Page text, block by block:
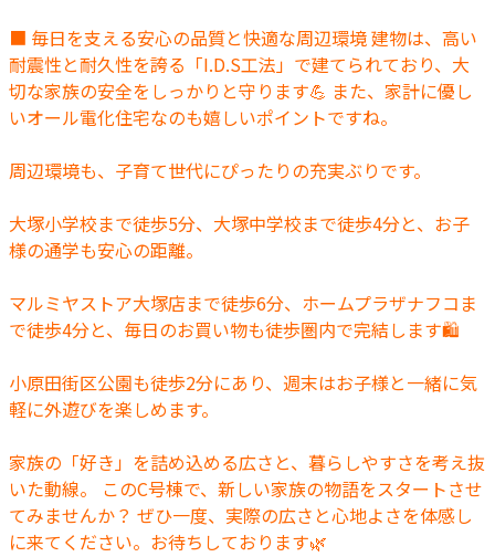
■ 毎日を支える安心の品質と快適な周辺環境 建物は、高い
耐震性と耐久性を誇る「I.D.S工法」で建てられており、大
切な家族の安全をしっかりと守ります💪 また、家計に優し
いオール電化住宅なのも嬉しいポイントですね。
周辺環境も、子育て世代にぴったりの充実ぶりです。
大塚小学校まで徒歩5分、大塚中学校まで徒歩4分と、お子
様の通学も安心の距離。
マルミヤストア大塚店まで徒歩6分、ホームプラザナフコま
で徒歩4分と、毎日のお買い物も徒歩圏内で完結します🛍️
小原田街区公園も徒歩2分にあり、週末はお子様と一緒に気
軽に外遊びを楽しめます。
家族の「好き」を詰め込める広さと、暮らしやすさを考え抜
いた動線。 このC号棟で、新しい家族の物語をスタートさせ
てみませんか？ ぜひ一度、実際の広さと心地よさを体感し
に来てください。お待ちしております🌿